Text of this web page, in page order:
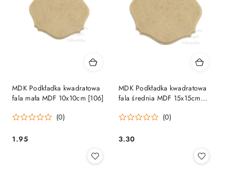
MDK Podkładka kwadratowa
fala mała MDF 10x10cm [106]
(0)
Cena:
1.95
MDK Podkładka kwadratowa
fala średnia MDF 15x15cm
(0)
Cena:
3.30